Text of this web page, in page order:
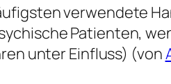
verwendete
Patienten,
unter Einfluss) (von